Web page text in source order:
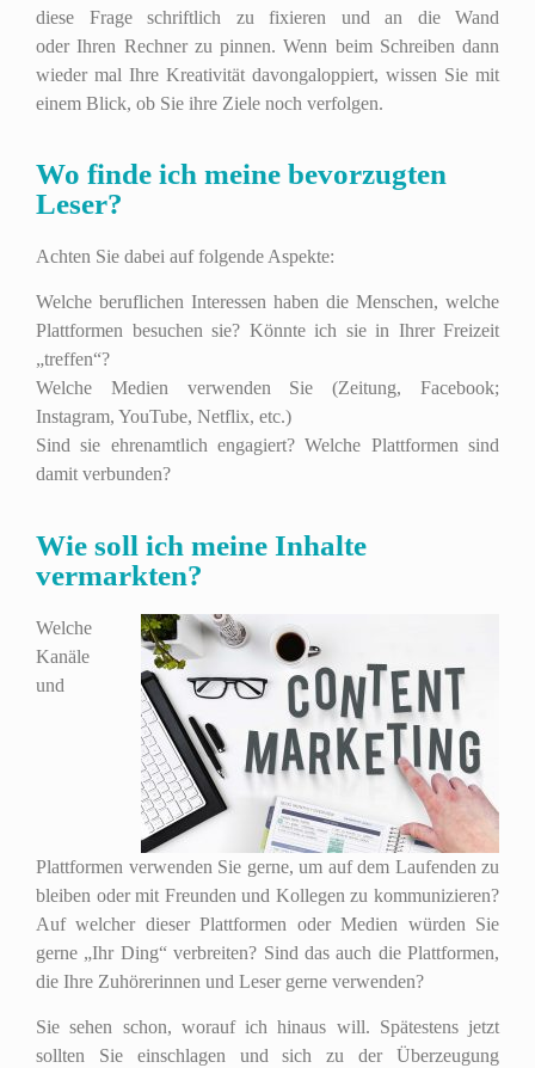
diese Frage schriftlich zu fixieren und an die Wand
oder Ihren Rechner zu pinnen. Wenn beim Schreiben dann
wieder mal Ihre Kreativität davongaloppiert, wissen Sie mit
einem Blick, ob Sie ihre Ziele noch verfolgen.
Wo finde ich meine bevorzugten
Leser?
Achten Sie dabei auf folgende Aspekte:
Welche beruflichen Interessen haben die Menschen, welche
Plattformen besuchen sie? Könnte ich sie in Ihrer Freizeit
„treffen“?
Welche Medien verwenden Sie (Zeitung, Facebook;
Instagram, YouTube, Netflix, etc.)
Sind sie ehrenamtlich engagiert? Welche Plattformen sind
damit verbunden?
Wie soll ich meine Inhalte
vermarkten?
Welche
Kanäle
und
Plattformen verwenden Sie gerne, um auf dem Laufenden zu
bleiben oder mit Freunden und Kollegen zu kommunizieren?
Auf welcher dieser Plattformen oder Medien würden Sie
gerne „Ihr Ding“ verbreiten? Sind das auch die Plattformen,
die Ihre Zuhörerinnen und Leser gerne verwenden?
Sie sehen schon, worauf ich hinaus will. Spätestens jetzt
sollten Sie einschlagen und sich zu der Überzeugung